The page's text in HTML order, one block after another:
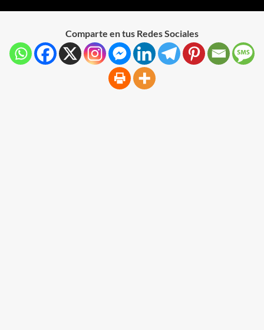
Comparte en tus Redes Sociales